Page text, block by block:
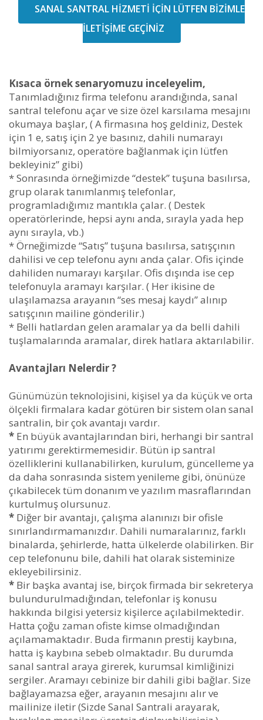
SANAL SANTRAL HİZMETİ İÇİN LÜTFEN BİZİMLE
İLETİŞİME GEÇİNİZ
Kısaca örnek senaryomuzu inceleyelim,
Tanımladığınız firma telefonu arandığında, sanal
santral telefonu açar ve size özel karsılama mesajını
okumaya başlar, ( A firmasına hoş geldiniz, Destek
için 1 e, satış için 2 ye basınız, dahili numarayı
bilmiyorsanız, operatöre bağlanmak için lütfen
bekleyiniz” gibi)
* Sonrasında örneğimizde “destek” tuşuna basılırsa,
grup olarak tanımlanmış telefonlar,
programladığımız mantıkla çalar. ( Destek
operatörlerinde, hepsi aynı anda, sırayla yada hep
aynı sırayla, vb.)
* Örneğimizde “Satış” tuşuna basılırsa, satışçının
dahilisi ve cep telefonu aynı anda çalar. Ofis içinde
dahiliden numarayı karşılar. Ofis dışında ise cep
telefonuyla aramayı karşılar. ( Her ikisine de
ulaşılamazsa arayanın “ses mesaj kaydı” alınıp
satışçının mailine gönderilir.)
* Belli hatlardan gelen aramalar ya da belli dahili
tuşlamalarında aramalar, direk hatlara aktarılabilir.
Avantajları Nelerdir ?
Günümüzün teknolojisini, kişisel ya da küçük ve orta
ölçekli firmalara kadar götüren bir sistem olan sanal
santralin, bir çok avantajı vardır.
* En büyük avantajlarından biri, herhangi bir santral
yatırımı gerektirmemesidir. Bütün ip santral
özelliklerini kullanabilirken, kurulum, güncelleme ya
da daha sonrasında sistem yenileme gibi, önünüze
çıkabilecek tüm donanım ve yazılım masraflarından
kurtulmuş olursunuz.
* Diğer bir avantajı, çalışma alanınızı bir ofisle
sınırlandırmamanızdır. Dahili numaralarınız, farklı
binalarda, şehirlerde, hatta ülkelerde olabilirken. Bir
cep telefonunu bile, dahili hat olarak sisteminize
ekleyebilirsiniz.
* Bir başka avantaj ise, birçok firmada bir sekreterya
bulundurulmadığından, telefonlar iş konusu
hakkında bilgisi yetersiz kişilerce açılabilmektedir.
Hatta çoğu zaman ofiste kimse olmadığından
açılamamaktadır. Buda firmanın prestij kaybına,
hatta iş kaybına sebeb olmaktadır. Bu durumda
sanal santral araya girerek, kurumsal kimliğinizi
sergiler. Aramayı cebinize bir dahili gibi bağlar. Size
bağlayamazsa eğer, arayanın mesajını alır ve
mailinize iletir (Sizde Sanal Santrali arayarak,